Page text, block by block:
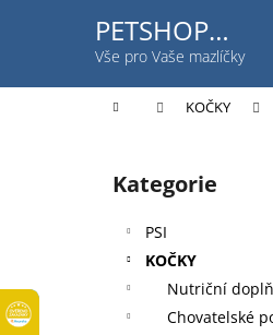
PETSHOP
Jihlavská
Vše pro Vaše mazlíčky
Domů KOČKY
Přeskočit
kategorie
Kategorie
PSI
KOČKY
Nutriční
Chovatelské
í
Zpět
do
Zpět
do